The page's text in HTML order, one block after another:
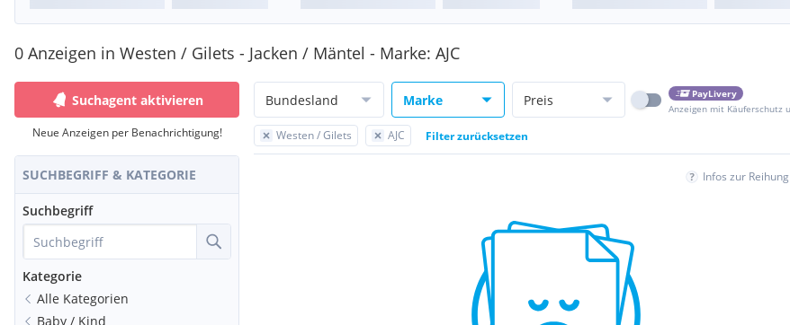
0 Anzeigen in Westen / Gilets - Jacken / Mäntel - Marke: AJC
Suchagent aktivieren
Neue Anzeigen per Benachrichtigung!
SUCHBEGRIFF & KATEGORIE
Suchbegriff
Kategorie
Alle Kategorien
Baby / Kind
Bundesland Marke Preis
PayLivery
Anzeigen mit Käuferschutz
Westen / Gilets AJC Filter zurücksetzen
Infos zur